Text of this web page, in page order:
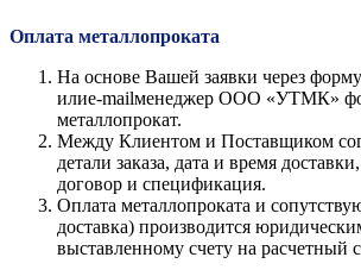
Оплата металлопроката
На основе Вашей заявки через
илиe-mailменеджер ООО «УТМК»
металлопрокат.
Между Клиентом и Поставщиком
детали заказа, дата и время
договор и спецификация.
Оплата металлопроката и
доставка) производится
выставленному счету на